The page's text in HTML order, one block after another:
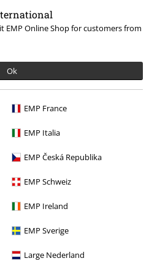
EMP Online Shop for customers from
Ok
EMP France
EMP Italia
EMP Česká Republika
EMP Schweiz
EMP Ireland
EMP Sverige
Large Nederland